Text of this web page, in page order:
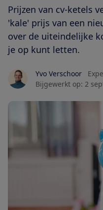
Prijzen van cv-ketels
'kale' prijs van een
over de uiteindelijke
je op kunt letten.
Yvo Verschoor
Bijgewerkt op: 2